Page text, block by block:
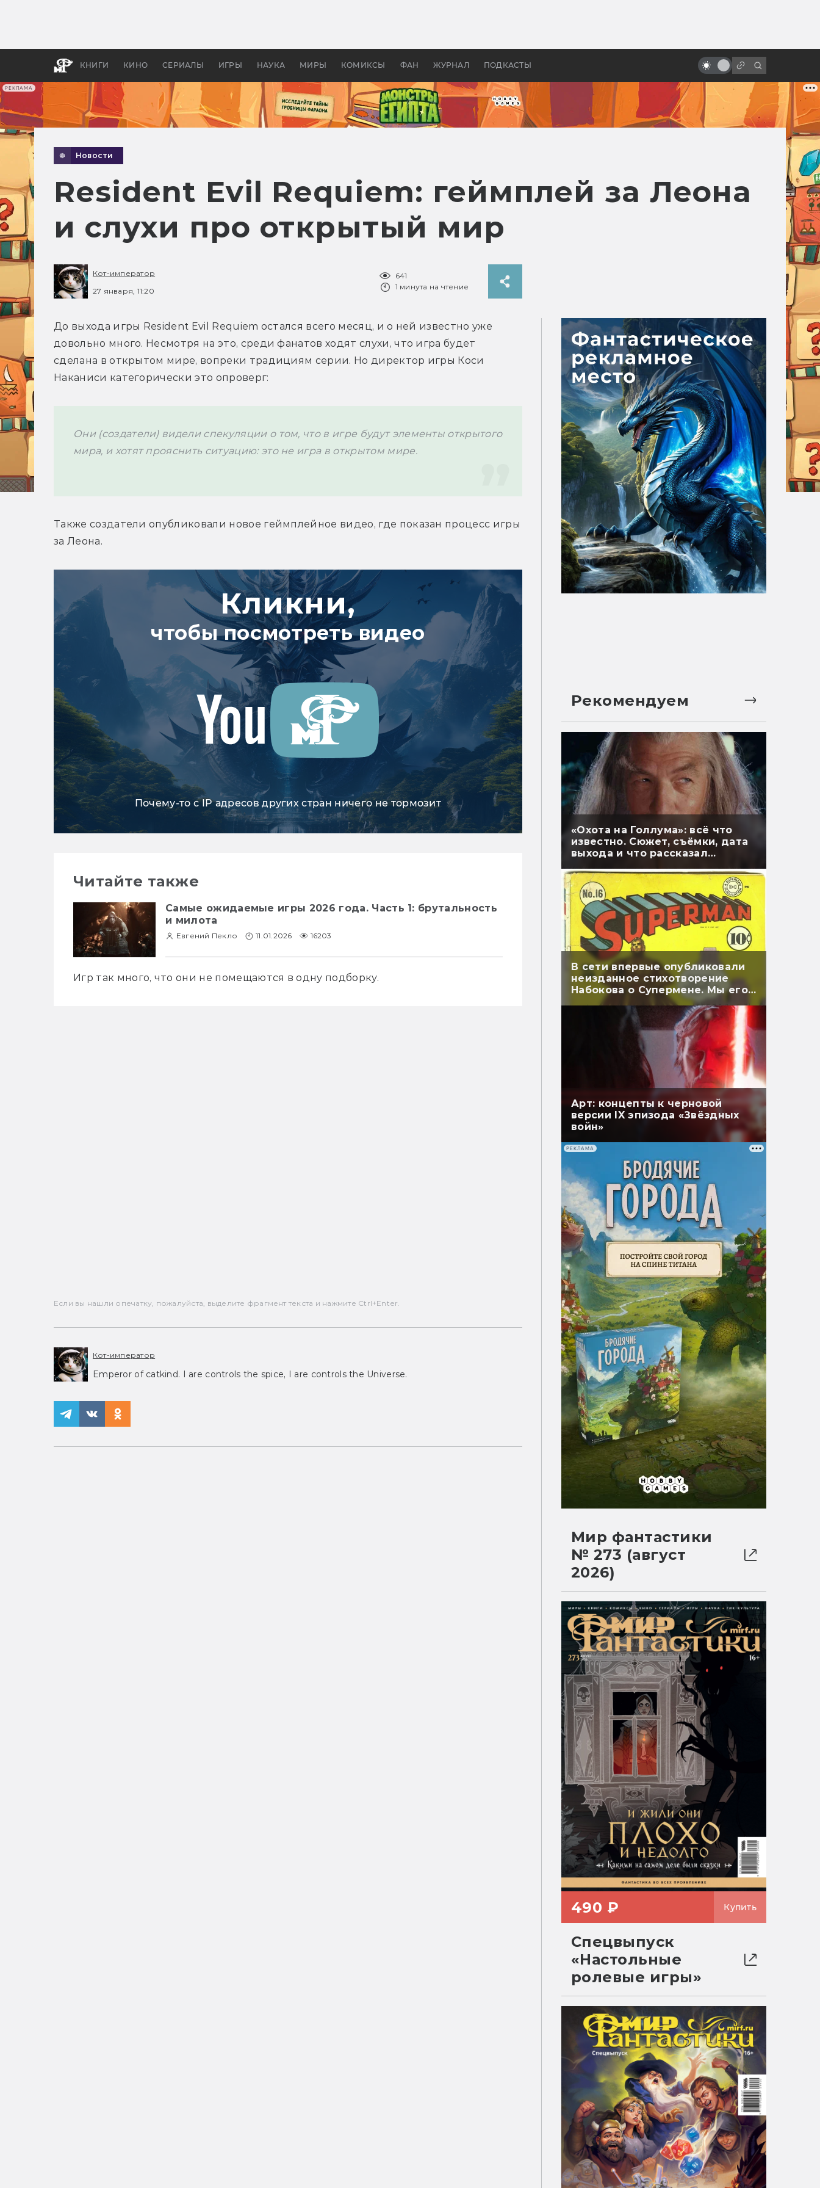
РЕКЛАМА
КНИГИ КИНО СЕРИАЛЫ ИГРЫ НАУКА МИРЫ КОМИКСЫ ФАН ЖУРНАЛ ПОДКАСТЫ
апокалипсис, в России —
бы «Властелина колец»
посмотреть
Новости
Resident Evil Requiem: геймплей за Леона
и слухи про открытый мир
Кот-император
27 января, 11:20
641
1 минута на чтение
До выхода игры Resident Evil Requiem остался всего месяц, и о ней известно уже
довольно много. Несмотря на это, среди фанатов ходят слухи, что игра будет
сделана в открытом мире, вопреки традициям серии. Но директор игры Коси
Наканиси категорически это опроверг:
Они (создатели) видели спекуляции о том, что в игре будут элементы открытого
мира, и хотят прояснить ситуацию: это не игра в открытом мире.
Также создатели опубликовали новое геймплейное видео, где показан процесс игры
за Леона.
Кликни,
чтобы посмотреть видео
Почему-то с IP адресов других стран ничего не тормозит
Читайте также
Самые ожидаемые игры 2026 года. Часть 1: брутальность
и милота
Евгений Пекло 11.01.2026 16203
Игр так много, что они не помещаются в одну подборку.
Если вы нашли опечатку, пожалуйста, выделите фрагмент текста и нажмите Ctrl+Enter.
Кот-император
Emperor of catkind. I are controls the spice, I are controls the Universe.
Рекомендуем
«Охота на Голлума»: всё что
известно. Сюжет, съёмки, дата
выхода и что рассказал
В сети впервые опубликовали
неизданное стихотворение
Набокова о Супермене. Мы его
перевели
Арт: концепты к черновой
версии IX эпизода «Звёздных
войн»
РЕКЛАМА
Мир фантастики
№ 273 (август
2026)
490 ₽ Купить
Спецвыпуск
«Настольные
ролевые игры»